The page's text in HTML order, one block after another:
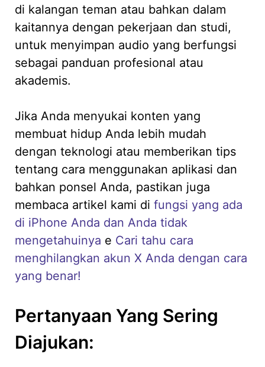
di kalangan teman atau bahkan dalam
kaitannya dengan pekerjaan dan studi,
untuk menyimpan audio yang berfungsi
sebagai panduan profesional atau
akademis.
Jika Anda menyukai konten yang
membuat hidup Anda lebih mudah
dengan teknologi atau memberikan tips
tentang cara menggunakan aplikasi dan
bahkan ponsel Anda, pastikan juga
membaca artikel kami di fungsi yang ada
di iPhone Anda dan Anda tidak
mengetahuinya e Cari tahu cara
menghilangkan akun X Anda dengan cara
yang benar!
Pertanyaan Yang Sering
Diajukan: